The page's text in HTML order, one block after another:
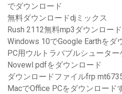
でダウンロード
無料ダウンロードdjミックス
Rush 2112無料mp3ダウンロー
Windows 10でGoogle Earthをダ
PC用ウルトラバブルシュータ
Novewl pdfをダウンロード
ダウンロードファイルfrp
MacでOffice PCをダウンロード